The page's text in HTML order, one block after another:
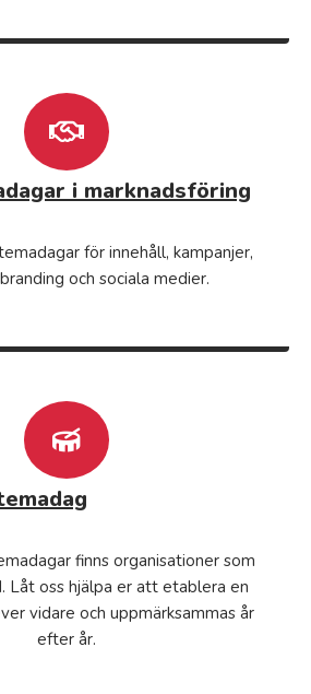
i marknadsföring
för innehåll, kampanjer,
och sociala medier.
finns organisationer som
Låt oss hjälpa er att etablera en
vidare och uppmärksammas år
efter år.